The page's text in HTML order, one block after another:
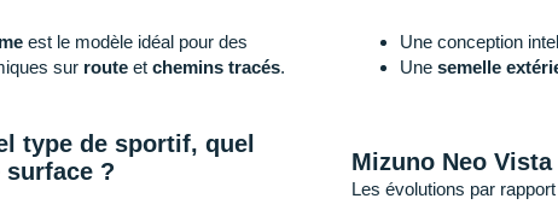
est le modèle idéal pour des
sur route et chemins tracés.
type de sportif, quel
surface ?
Une conception
Une semelle
Mizuno Neo
Les évolutions par